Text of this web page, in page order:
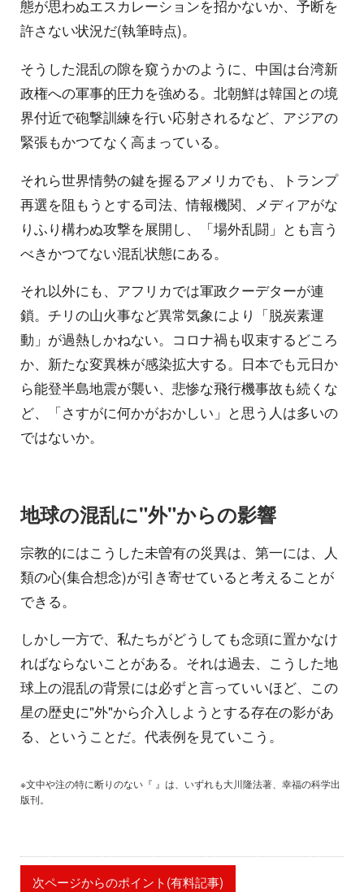
態が思わぬエスカレーションを招かないか、予断を
許さない状況だ(執筆時点)。
そうした混乱の隙を窺うかのように、中国は台湾新
政権への軍事的圧力を強める。北朝鮮は韓国との境
界付近で砲撃訓練を行い応射されるなど、アジアの
緊張もかつてなく高まっている。
それら世界情勢の鍵を握るアメリカでも、トランプ
再選を阻もうとする司法、情報機関、メディアがな
りふり構わぬ攻撃を展開し、「場外乱闘」とも言う
べきかつてない混乱状態にある。
それ以外にも、アフリカでは軍政クーデターが連
鎖。チリの山火事など異常気象により「脱炭素運
動」が過熱しかねない。コロナ禍も収束するどころ
か、新たな変異株が感染拡大する。日本でも元日か
ら能登半島地震が襲い、悲惨な飛行機事故も続くな
ど、「さすがに何かがおかしい」と思う人は多いの
ではないか。
地球の混乱に"外"からの影響
宗教的にはこうした未曽有の災異は、第一には、人
類の心(集合想念)が引き寄せていると考えることが
できる。
しかし一方で、私たちがどうしても念頭に置かなけ
ればならないことがある。それは過去、こうした地
球上の混乱の背景には必ずと言っていいほど、この
星の歴史に"外"から介入しようとする存在の影があ
る、ということだ。代表例を見ていこう。
※文中や注の特に断りのない『 』は、いずれも大川隆法著、幸福の科学出
版刊。
次ページからのポイント(有料記事)